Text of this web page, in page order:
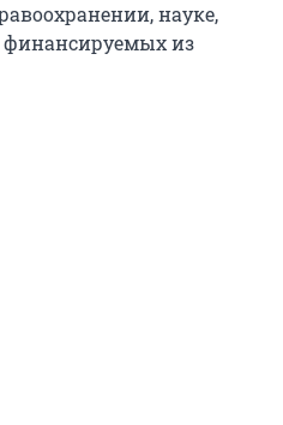
науке,
финансируемых из